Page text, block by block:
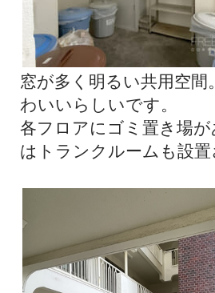
窓が多く明るい共用空
わいいらしいです。
各フロアにゴミ置き場
はトランクルームも設置